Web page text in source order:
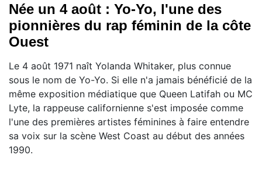
Née un 4 août : Yo-Yo, l'une des
pionnières du rap féminin de la côte
Ouest
Le 4 août 1971 naît Yolanda Whitaker, plus connue
sous le nom de Yo-Yo. Si elle n'a jamais bénéficié de la
même exposition médiatique que Queen Latifah ou MC
Lyte, la rappeuse californienne s'est imposée comme
l'une des premières artistes féminines à faire entendre
sa voix sur la scène West Coast au début des années
1990.